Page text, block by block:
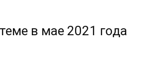
в мае 2021 года